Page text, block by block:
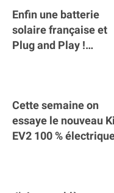
Enfin une batterie
solaire française et
Plug and Play !
Cette semaine on
essaye le nouveau
EV2 100 % électrique